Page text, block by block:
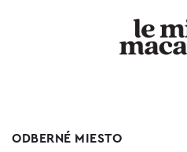
ODBERNÉ MIESTO